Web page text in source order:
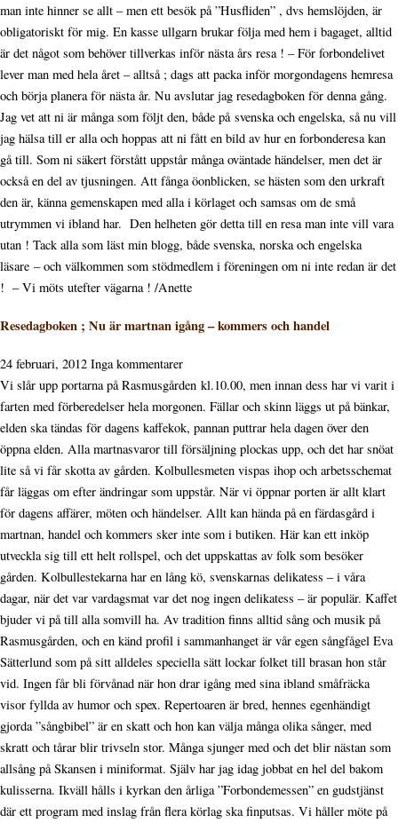
man inte hinner se allt – men ett besök på ”Husfliden” , dvs hemslöjden, är
obligatoriskt för mig. En kasse ullgarn brukar följa med hem i bagaget, alltid
är det något som behöver tillverkas inför nästa års resa ! – För forbondelivet
lever man med hela året – alltså ; dags att packa inför morgondagens hemresa
och börja planera för nästa år. Nu avslutar jag resedagboken för denna gång.
Jag vet att ni är många som följt den, både på svenska och engelska, så nu vill
jag hälsa till er alla och hoppas att ni fått en bild av hur en forbonderesa kan
gå till. Som ni säkert förstått uppstår många oväntade händelser, men det är
också en del av tjusningen. Att fånga öonblicken, se hästen som den urkraft
den är, känna gemenskapen med alla i körlaget och samsas om de små
utrymmen vi ibland har. Den helheten gör detta till en resa man inte vill vara
utan ! Tack alla som läst min blogg, både svenska, norska och engelska
läsare – och välkommen som stödmedlem i föreningen om ni inte redan är det
! – Vi möts utefter vägarna ! /Anette
Resedagboken ; Nu är martnan igång – kommers och handel
24 februari, 2012 Inga kommentarer
Vi slår upp portarna på Rasmusgården kl.10.00, men innan dess har vi varit i
farten med förberedelser hela morgonen. Fällar och skinn läggs ut på bänkar,
elden ska tändas för dagens kaffekok, pannan puttrar hela dagen över den
öppna elden. Alla martnasvaror till försäljning plockas upp, och det har snöat
lite så vi får skotta av gården. Kolbullesmeten vispas ihop och arbetsschemat
får läggas om efter ändringar som uppstår. När vi öppnar porten är allt klart
för dagens affärer, möten och händelser. Allt kan hända på en färdasgård i
martnan, handel och kommers sker inte som i butiken. Här kan ett inköp
utveckla sig till ett helt rollspel, och det uppskattas av folk som besöker
gården. Kolbullestekarna har en lång kö, svenskarnas delikatess – i våra
dagar, när det var vardagsmat var det nog ingen delikatess – är populär. Kaffet
bjuder vi på till alla somvill ha. Av tradition finns alltid sång och musik på
Rasmusgården, och en känd profil i sammanhanget är vår egen sångfågel Eva
Sätterlund som på sitt alldeles speciella sätt lockar folket till brasan hon står
vid. Ingen får bli förvånad när hon drar igång med sina ibland småfräcka
visor fyllda av humor och spex. Repertoaren är bred, hennes egenhändigt
gjorda ”sångbibel” är en skatt och hon kan välja många olika sånger, med
skratt och tårar blir trivseln stor. Många sjunger med och det blir nästan som
allsång på Skansen i miniformat. Själv har jag idag jobbat en hel del bakom
kulisserna. Ikväll hålls i kyrkan den årliga ”Forbondemessen” en gudstjänst
där ett program med inslag från flera körlag ska finputsas. Vi håller möte på